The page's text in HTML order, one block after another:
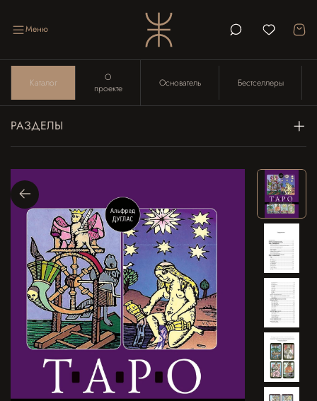
Меню
Каталог
О
проекте
Основатель Бестселлеры
РАЗДЕЛЫ